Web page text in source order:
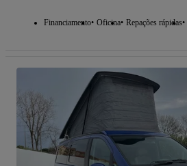
Financiamento Oficina Repações rápidas